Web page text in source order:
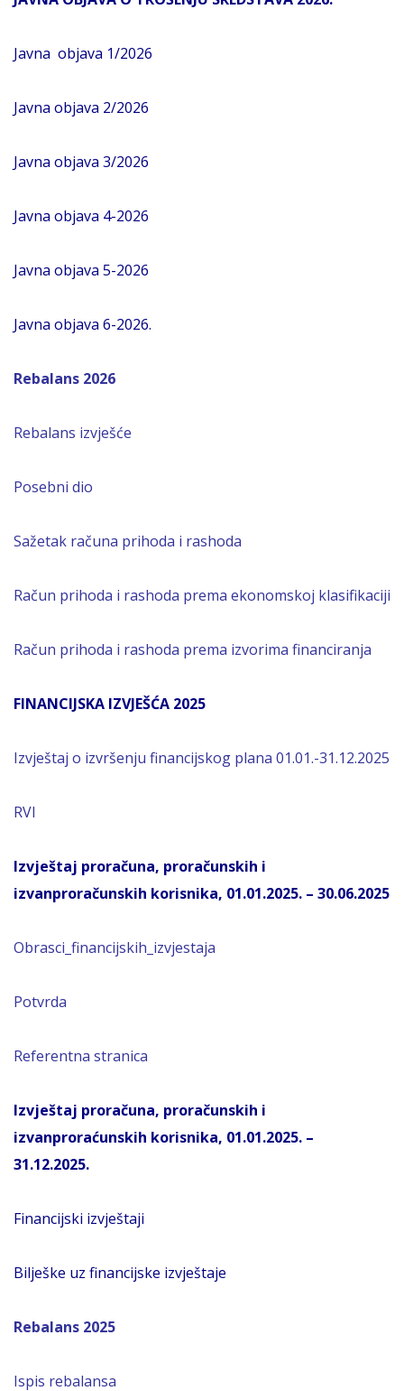
Javna objava 1/2026
Javna objava 2/2026
Javna objava 3/2026
Javna objava 4-2026
Javna objava 5-2026
Javna objava 6-2026.
Rebalans 2026
Rebalans izvješće
Posebni dio
Sažetak računa prihoda i rashoda
Račun prihoda i rashoda prema ekonomskoj klasifikaciji
Račun prihoda i rashoda prema izvorima financiranja
FINANCIJSKA IZVJEŠĆA 2025
Izvještaj o izvršenju financijskog plana 01.01.-31.12.2025
RVI
Izvještaj proračuna, proračunskih i
izvanproračunskih korisnika, 01.01.2025. – 30.06.2025
Obrasci_financijskih_izvjestaja
Potvrda
Referentna stranica
Izvještaj proračuna, proračunskih i
izvanproraćunskih korisnika, 01.01.2025. –
31.12.2025.
Financijski izvještaji
Bilješke uz financijske izvještaje
Rebalans 2025
Ispis rebalansa